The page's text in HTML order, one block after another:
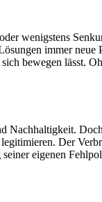
wenigstens
immer
bewegen lässt.
Nachhaltigkeit.
Der
eigenen